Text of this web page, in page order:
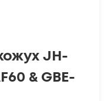
JH-
& GBE-